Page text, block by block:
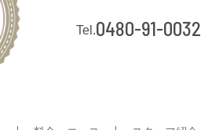
0480-91-0032